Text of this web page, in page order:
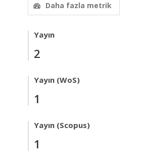
Daha fazla metrik
Yayın
2
Yayın (WoS)
1
Yayın (Scopus)
1